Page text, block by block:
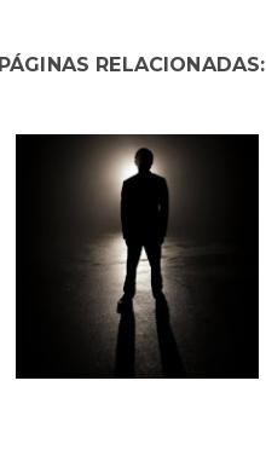
PÁGINAS RELACIONADAS: